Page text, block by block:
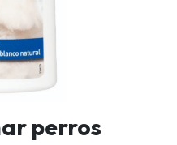
perros